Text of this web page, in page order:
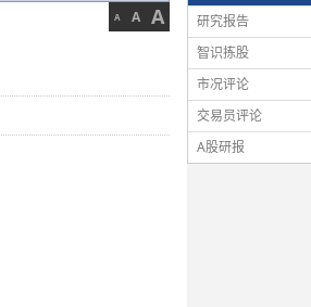
A A A
研究报告
智识拣股
市况评论
交易员评论
A股研报